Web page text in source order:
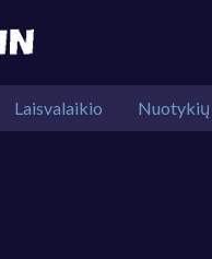
Laisvalaikio Nuotykių